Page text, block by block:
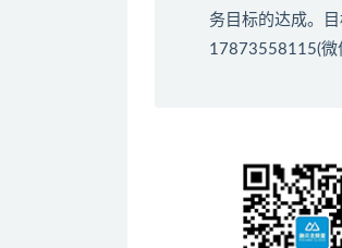
务目标的达成。
17873558115(微